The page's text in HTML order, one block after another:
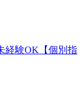
経験OK【個別指